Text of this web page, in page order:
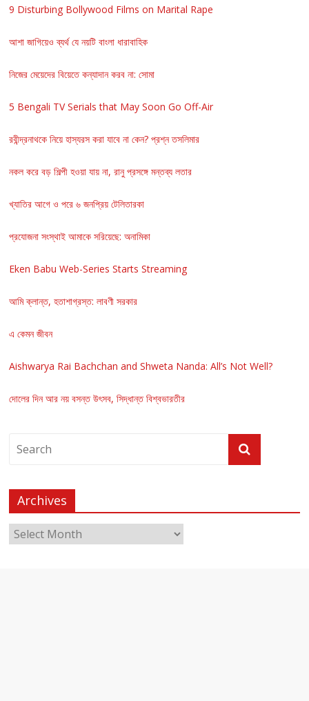
9 Disturbing Bollywood Films on Marital Rape
আশা জাগিয়েও ব্যর্থ যে নয়টি বাংলা ধারাবাহিক
নিজের মেয়েদের বিয়েতে কন্যাদান করব না: সোমা
5 Bengali TV Serials that May Soon Go Off-Air
রবীন্দ্রনাথকে নিয়ে হাস্যরস করা যাবে না কেন? প্রশ্ন তসলিমার
নকল করে বড় শিল্পী হওয়া যায় না, রানু প্রসঙ্গে মন্তব্য লতার
খ্যাতির আগে ও পরে ৬ জনপ্রিয় টেলিতারকা
প্রযোজনা সংস্থাই আমাকে সরিয়েছে: অনামিকা
Eken Babu Web-Series Starts Streaming
আমি ক্লান্ত, হতাশাগ্রস্ত: লাবণী সরকার
এ কেমন জীবন
Aishwarya Rai Bachchan and Shweta Nanda: All’s Not Well?
দোলের দিন আর নয় বসন্ত উৎসব, সিদ্ধান্ত বিশ্বভারতীর
Archives